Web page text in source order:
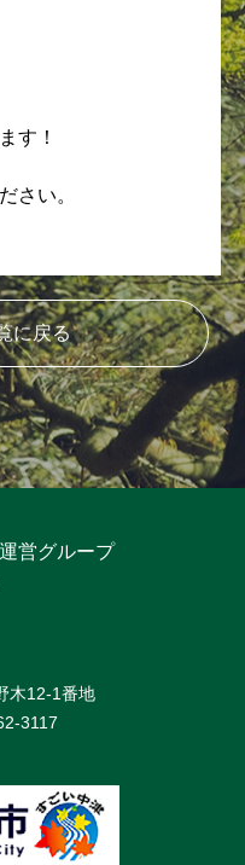
す！
さい。
に戻る
営グループ
木12-1番地
3117